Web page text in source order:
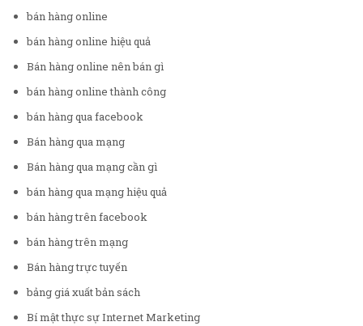
bán hàng online
bán hàng online hiệu quả
Bán hàng online nên bán gì
bán hàng online thành công
bán hàng qua facebook
Bán hàng qua mạng
Bán hàng qua mạng cần gì
bán hàng qua mạng hiệu quả
bán hàng trên facebook
bán hàng trên mạng
Bán hàng trực tuyến
bảng giá xuất bản sách
Bí mật thực sự Internet Marketing